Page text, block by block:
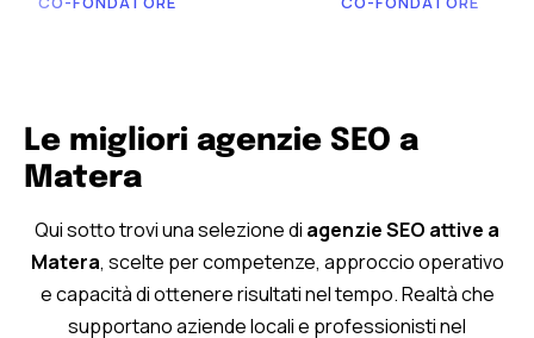
Le migliori agenzie SEO a
Matera
Qui sotto trovi una selezione di agenzie SEO attive a
Matera, scelte per competenze, approccio operativo
e capacità di ottenere risultati nel tempo. Realtà che
supportano aziende locali e professionisti nel